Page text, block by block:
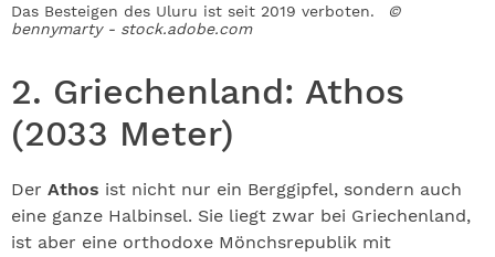
Das Besteigen des Uluru ist seit 2019 verboten.
©
bennymarty - stock.adobe.com
2. Griechenland: Athos
(2033 Meter)
Der Athos ist nicht nur ein Berggipfel, sondern auch
eine ganze Halbinsel. Sie liegt zwar bei Griechenland,
ist aber eine orthodoxe Mönchsrepublik mit